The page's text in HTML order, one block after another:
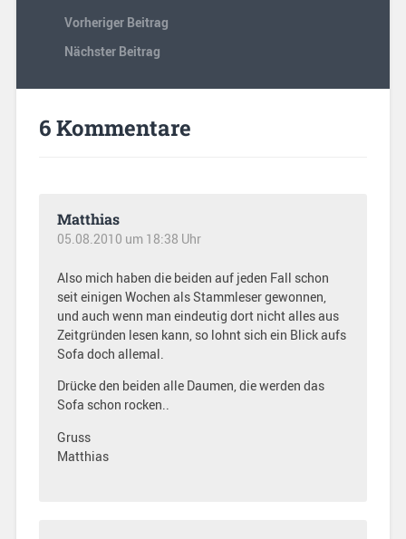
Vorheriger Beitrag
Nächster Beitrag
6 Kommentare
Matthias
05.08.2010 um 18:38 Uhr
Also mich haben die beiden auf jeden Fall schon
seit einigen Wochen als Stammleser gewonnen,
und auch wenn man eindeutig dort nicht alles aus
Zeitgründen lesen kann, so lohnt sich ein Blick aufs
Sofa doch allemal.
Drücke den beiden alle Daumen, die werden das
Sofa schon rocken..
Gruss
Matthias